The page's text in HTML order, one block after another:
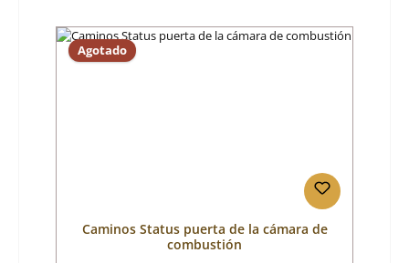
Agotado
Caminos Status puerta de la cámara de
combustión